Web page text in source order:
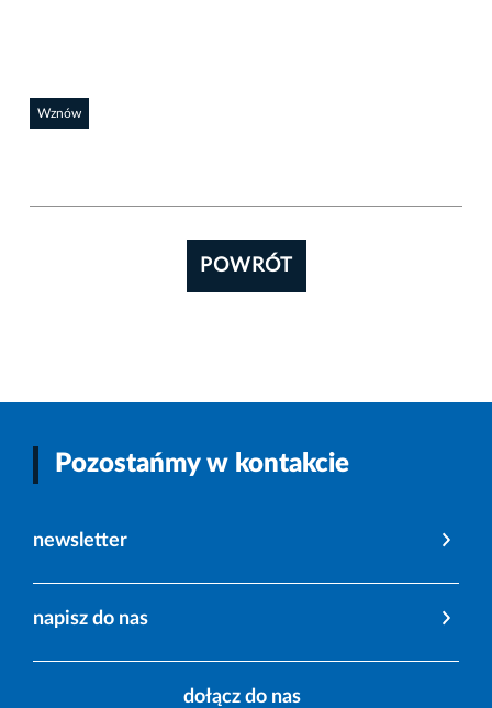
Wznów
POWRÓT
Pozostańmy w kontakcie
newsletter
napisz do nas
dołącz do nas